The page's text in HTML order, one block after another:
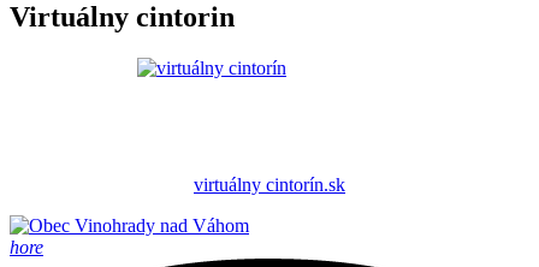
Virtuálny cintorin
virtuálny cintorín.sk
hore